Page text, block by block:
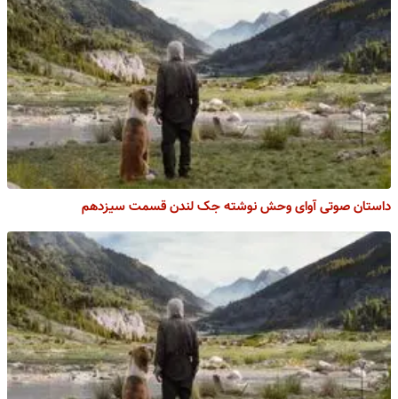
داستان صوتی آوای وحش نوشته جک لندن قسمت سیزدهم